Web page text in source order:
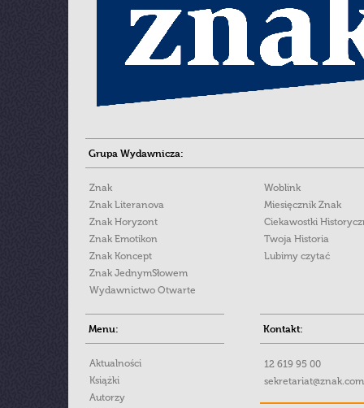
Grupa Wydawnicza:
Znak
Znak Literanova
Znak Horyzont
Znak Emotikon
Znak Koncept
Znak JednymSłowem
Wydawnictwo Otwarte
Woblink
Miesięcznik Znak
Ciekawostki
Twoja Historia
Lubimy czytać
Menu:
Aktualności
Książki
Autorzy
Kontakt:
12 619 95 00